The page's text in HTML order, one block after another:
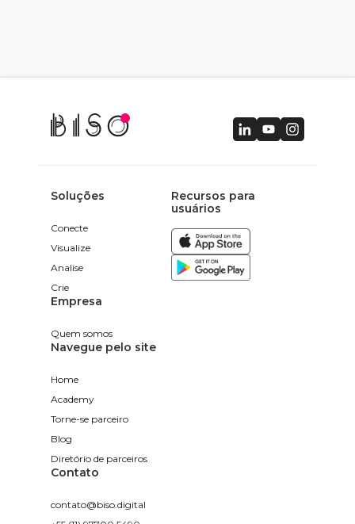
Soluções
Conecte
Visualize
Analise
Crie
Empresa
Quem somos
Navegue pelo site
Home
Academy
Torne-se parceiro
Blog
Diretório de parceiros
Contato
contato@biso.digital
Recursos para
usuários